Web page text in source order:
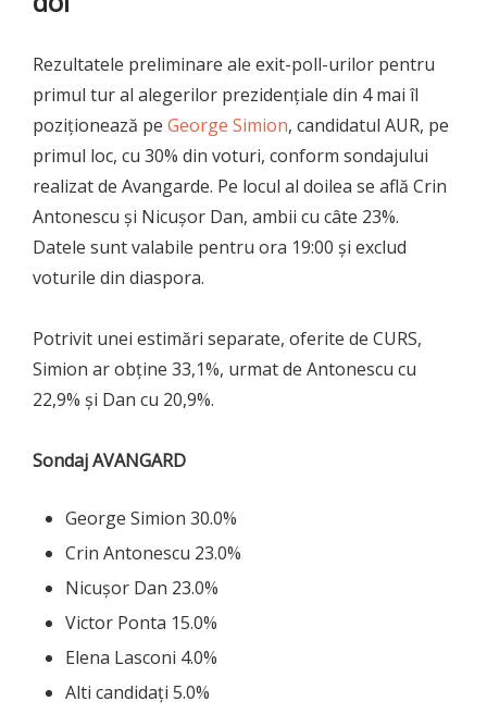
Rezultatele preliminare ale exit-poll-urilor pentru
primul tur al alegerilor prezidențiale din 4 mai îl
poziționează pe George Simion, candidatul AUR, pe
primul loc, cu 30% din voturi, conform sondajului
realizat de Avangarde. Pe locul al doilea se află Crin
Antonescu și Nicușor Dan, ambii cu câte 23%.
Datele sunt valabile pentru ora 19:00 și exclud
voturile din diaspora.
Potrivit unei estimări separate, oferite de CURS,
Simion ar obține 33,1%, urmat de Antonescu cu
22,9% și Dan cu 20,9%.
Sondaj AVANGARD
George Simion 30.0%
Crin Antonescu 23.0%
Nicușor Dan 23.0%
Victor Ponta 15.0%
Elena Lasconi 4.0%
Alti candidați 5.0%